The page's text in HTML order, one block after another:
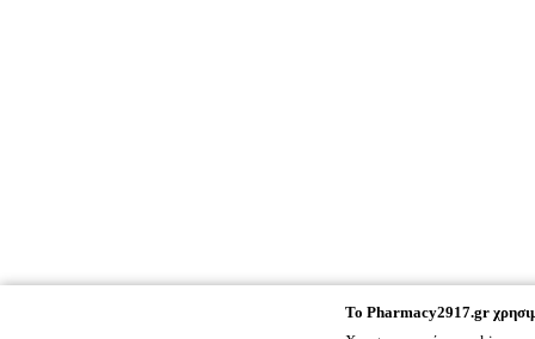
To Pharmacy2917.gr